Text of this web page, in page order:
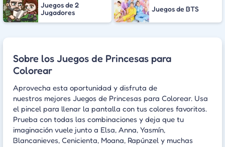
Juegos de 2
Jugadores
Juegos de BTS
Sobre los Juegos de Princesas para
Colorear
Aprovecha esta oportunidad y disfruta de
nuestros mejores Juegos de Princesas para Colorear. Usa
el pincel para llenar la pantalla con tus colores favoritos.
Prueba con todas las combinaciones y deja que tu
imaginación vuele junto a Elsa, Anna, Yasmín,
Blancanieves, Cenicienta, Moana, Rapúnzel y muchas